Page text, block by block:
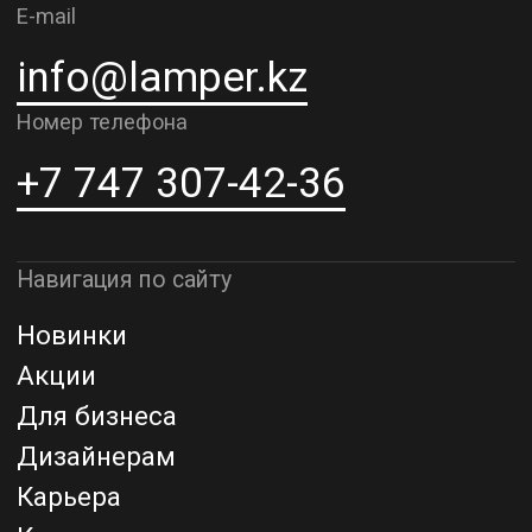
Рассрочка и кредит
г. Алматы, ул. Шевченко, д.204,
к5
г. Астана, ул. Мангилик Ел. д.21
Благодарим за внимание к Lamper.kz.
проектах!
Политика конфиденциальности